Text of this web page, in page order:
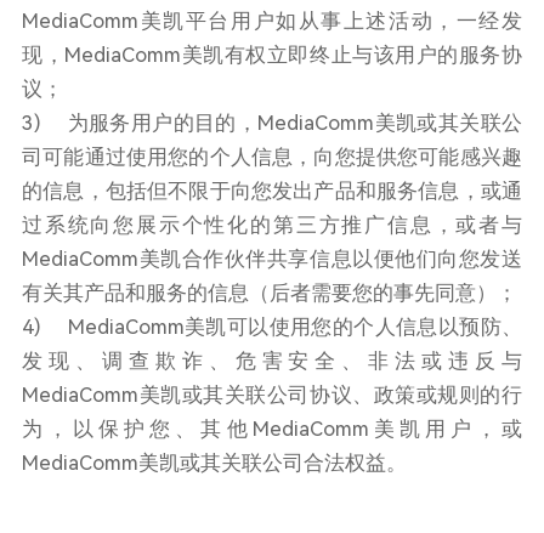
MediaComm美凯平台用户如从事上述活动，一经发
现，MediaComm美凯有权立即终止与该用户的服务协
议；
3) 为服务用户的目的，MediaComm美凯或其关联公
司可能通过使用您的个人信息，向您提供您可能感兴趣
的信息，包括但不限于向您发出产品和服务信息，或通
过系统向您展示个性化的第三方推广信息，或者与
MediaComm美凯合作伙伴共享信息以便他们向您发送
有关其产品和服务的信息（后者需要您的事先同意）；
4) MediaComm美凯可以使用您的个人信息以预防、
发现、调查欺诈、危害安全、非法或违反与
MediaComm美凯或其关联公司协议、政策或规则的行
为，以保护您、其他MediaComm美凯用户，或
MediaComm美凯或其关联公司合法权益。